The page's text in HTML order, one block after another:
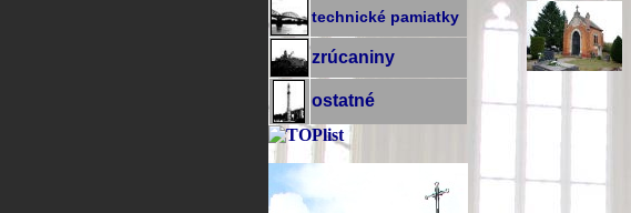
technické pamiatky
zrúcaniny
ostatné